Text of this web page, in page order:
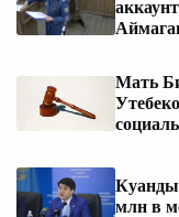
Мать
млн в